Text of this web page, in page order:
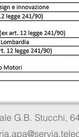
G.B. Stucchi,